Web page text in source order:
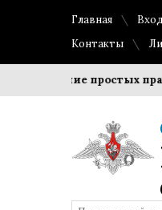
Главная Вход
Контакты
простых правил